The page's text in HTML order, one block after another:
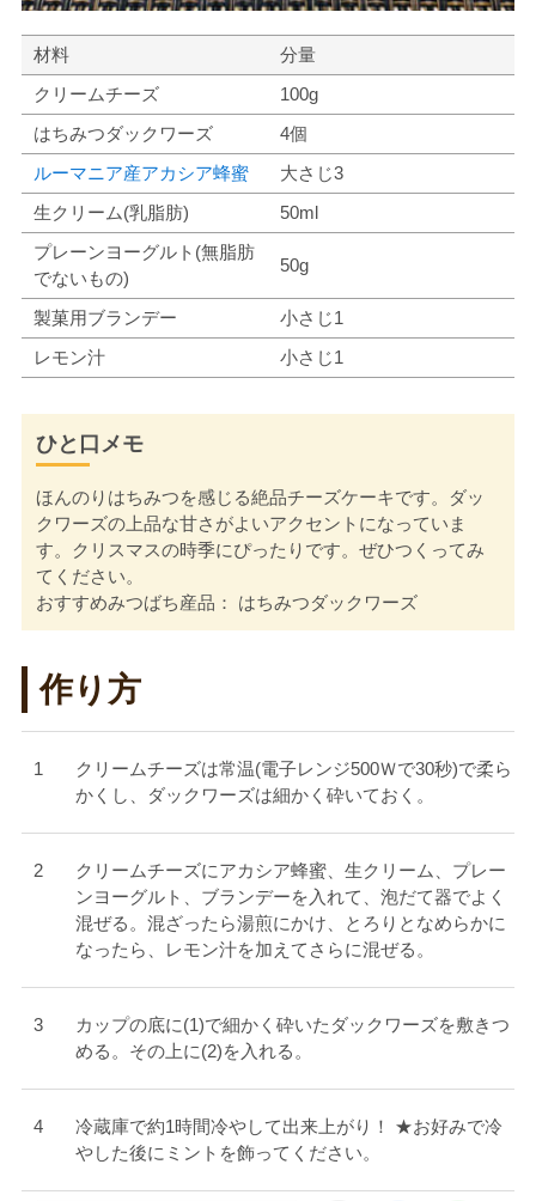
材料
分量
クリームチーズ
100g
はちみつダックワーズ
4個
ルーマニア産アカシア蜂蜜
大さじ3
生クリーム(乳脂肪)
50ml
プレーンヨーグルト(無脂肪
でないもの)
50g
製菓用ブランデー
小さじ1
レモン汁
小さじ1
ひと口メモ
ほんのりはちみつを感じる絶品チーズケーキです。ダッ
クワーズの上品な甘さがよいアクセントになっていま
す。クリスマスの時季にぴったりです。ぜひつくってみ
てください。
おすすめみつばち産品： はちみつダックワーズ
作り方
クリームチーズは常温(電子レンジ500Ｗで30秒)で柔ら
かくし、ダックワーズは細かく砕いておく。
クリームチーズにアカシア蜂蜜、生クリーム、プレー
ンヨーグルト、ブランデーを入れて、泡だて器でよく
混ぜる。混ざったら湯煎にかけ、とろりとなめらかに
なったら、レモン汁を加えてさらに混ぜる。
カップの底に(1)で細かく砕いたダックワーズを敷きつ
める。その上に(2)を入れる。
冷蔵庫で約1時間冷やして出来上がり！ ★お好みで冷
やした後にミントを飾ってください。